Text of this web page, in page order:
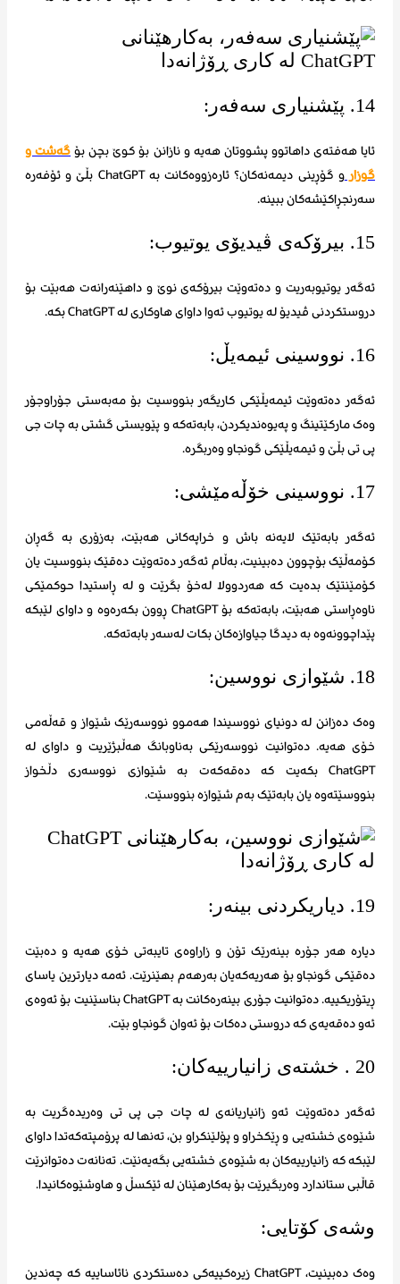
14. پێشنیاری سەفەر:
ئایا هەفتەی داهاتوو پشووتان هەیە و نازانن بۆ کوێ بچن بۆگەشت و
گوزار
و گۆڕینی دیمەنەکان؟ ئارەزووەکانت بە ChatGPT بڵێ و ئۆفەرە
سەرنجڕاکێشەکان ببینە.
15. بیرۆکەی ڤیدیۆی یوتیوب:
ئەگەر یوتیوبەریت و دەتەوێت بیرۆکەی نوێ و داهێنەرانەت هەبێت بۆ
دروستکردنی ڤیدیۆ لە یوتیوب ئەوا داوای هاوکاری لە ChatGPT بکە.
16. نووسینی ئیمەیڵ:
ئەگەر دەتەوێت ئیمەیڵێکی کاریگەر بنووسیت بۆ مەبەستی جۆراوجۆر
وەک مارکێتینگ و پەیوەندیکردن، بابەتەکە و پێویستی گشتی بە چات جی
پی تی بڵێ و ئیمەیڵێکی گونجاو وەربگرە.
17. نووسینی خۆڵەمێشی:
ئەگەر بابەتێک لایەنە باش و خراپەکانی هەبێت، بەزۆری بە گەڕان
کۆمەڵێک بۆچوون دەبینیت، بەڵام ئەگەر دەتەوێت دەقێک بنووسیت یان
کۆمێنتێک بدەیت کە هەردوولا لەخۆ بگرێت و لە ڕاستیدا حوکمێکی
ناوەڕاستی هەبێت، بابەتەکە بۆ ChatGPT ڕوون بکەرەوە و داوای لێبکە
پێداچوونەوە بە دیدگا جیاوازەکان بکات لەسەر بابەتەکە.
18. شێوازی نووسین:
وەک دەزانن لە دونیای نووسیندا هەموو نووسەرێک شێواز و قەڵەمی
خۆی هەیە. دەتوانیت نووسەرێکی بەناوبانگ هەڵبژێریت و داوای لە
ChatGPT بکەیت کە دەقەکەت بە شێوازی نووسەری دڵخواز
بنووسێتەوە یان بابەتێک بەم شێوازە بنووسێت.
19. دیاریکردنی بینەر:
دیارە هەر جۆرە بینەرێک تۆن و زاراوەی تایبەتی خۆی هەیە و دەبێت
دەقێکی گونجاو بۆ هەریەکەیان بەرهەم بهێنرێت. ئەمە دیارترین یاسای
ڕیتۆریکییە. دەتوانیت جۆری بینەرەکانت بە ChatGPT بناسێنیت بۆ ئەوەی
ئەو دەقەیەی کە دروستی دەکات بۆ ئەوان گونجاو بێت.
20 . خشتەی زانیارییەکان:
ئەگەر دەتەوێت ئەو زانیاریانەی لە چات جی پی تی وەریدەگریت بە
شێوەی خشتەیی و ڕێکخراو و پۆلێنکراو بن، تەنها لە پرۆمپتەکەتدا داوای
لێبکە کە زانیارییەکان بە شێوەی خشتەیی بگەیەنێت. تەنانەت دەتوانرێت
قاڵبی ستاندارد وەربگیرێت بۆ بەکارهێنان لە ئێکسڵ و هاوشێوەکانیدا.
وشەی کۆتایی:
وەک دەبینیت، ChatGPT زیرەکییەکی دەستکردی نائاساییە کە چەندین